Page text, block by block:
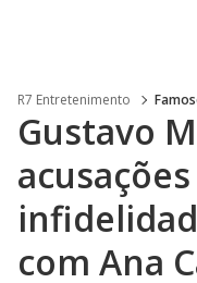
R7 Entretenimento
Gustavo
com Ana